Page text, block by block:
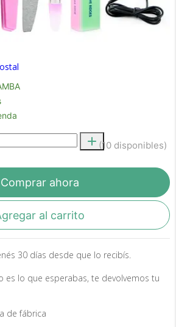
(10 disponibles)
Comprar ahora
al carrito
30 días desde que lo recibís.
es lo que esperabas, te devolvemos tu
de fábrica
el producto que esperabas o
te devolvemos tu dinero.
aseguramos recibir el producto